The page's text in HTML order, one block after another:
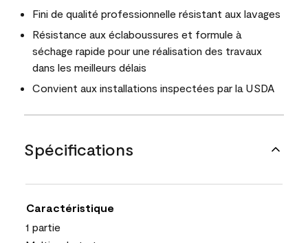
Fini de qualité professionnelle résistant aux lavages
Résistance aux éclaboussures et formule à
séchage rapide pour une réalisation des travaux
dans les meilleurs délais
Convient aux installations inspectées par la USDA
Spécifications
Caractéristique
1 partie